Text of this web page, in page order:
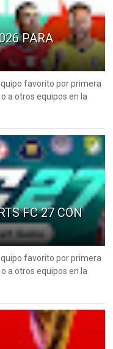
PARA
favorito por primera
a otros equipos en la
FC 27 CON
favorito por primera
a otros equipos en la